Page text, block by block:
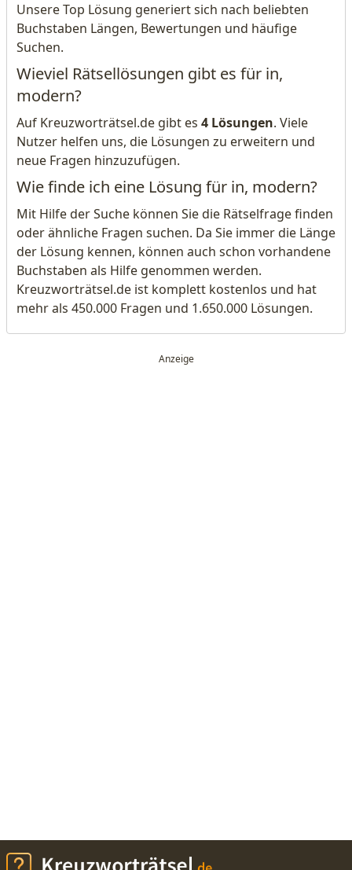
Unsere Top Lösung generiert sich nach beliebten
Buchstaben Längen, Bewertungen und häufige
Suchen.
Wieviel Rätsellösungen gibt es für in,
modern?
Auf Kreuzworträtsel.de gibt es 4 Lösungen. Viele
Nutzer helfen uns, die Lösungen zu erweitern und
neue Fragen hinzuzufügen.
Wie finde ich eine Lösung für in, modern?
Mit Hilfe der Suche können Sie die Rätselfrage finden
oder ähnliche Fragen suchen. Da Sie immer die Länge
der Lösung kennen, können auch schon vorhandene
Buchstaben als Hilfe genommen werden.
Kreuzworträtsel.de ist komplett kostenlos und hat
mehr als 450.000 Fragen und 1.650.000 Lösungen.